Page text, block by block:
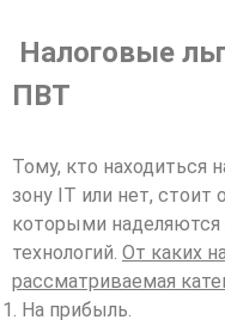
Налоговые
ПВТ
Тому, кто находиться
зону IT или нет, стоит
которыми
технологий. От каких
рассматриваемая
На прибыль.